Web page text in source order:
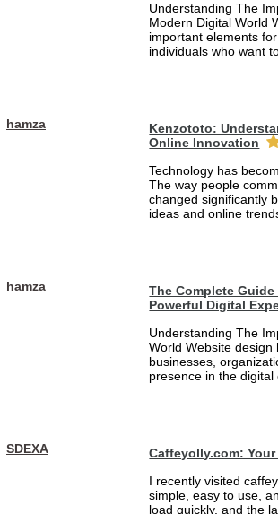
Understanding The
Modern Digital World
important elements
individuals who want
hamza
Kenzototo:
Online Innovation
Technology has
The way people
changed significantly
ideas and online
hamza
The Complete
Powerful Digital
Understanding The
World Website
businesses,
presence in the digital
SDEXA
Caffeyolly.com:
I recently visited
simple, easy to use,
load quickly, and the